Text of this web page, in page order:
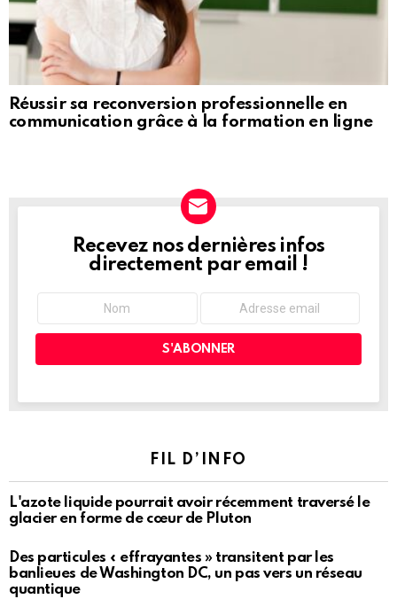
Réussir sa reconversion professionnelle en
communication grâce à la formation en ligne
NEWSLETTER
Recevez nos dernières infos
directement par email !
FIL D’INFO
L'azote liquide pourrait avoir récemment traversé le
glacier en forme de cœur de Pluton
Des particules « effrayantes » transitent par les
banlieues de Washington DC, un pas vers un réseau
quantique